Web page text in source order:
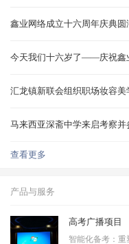
鑫业网络成立十六周年庆典圆
今天我们十六岁了——庆祝鑫
汇龙镇新联会组织职场妆容美
马来西亚深斋中学来启考察并
查看更多
产品与服务
高考广播项目